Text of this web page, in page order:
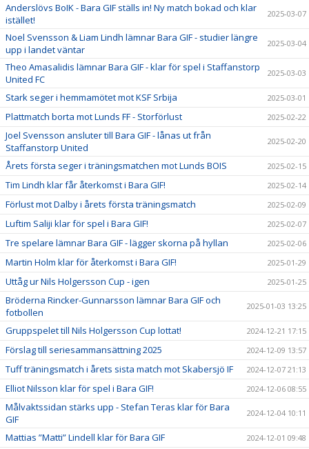
Anderslövs BoIK - Bara GIF ställs in! Ny match bokad och klar
istället!
2025-03-07
Noel Svensson & Liam Lindh lämnar Bara GIF - studier längre
upp i landet väntar
2025-03-04
Theo Amasalidis lämnar Bara GIF - klar för spel i Staffanstorp
United FC
2025-03-03
Stark seger i hemmamötet mot KSF Srbija 2025-03-01
Plattmatch borta mot Lunds FF - Storförlust 2025-02-22
Joel Svensson ansluter till Bara GIF - lånas ut från
Staffanstorp United
2025-02-20
Årets första seger i träningsmatchen mot Lunds BOIS 2025-02-15
Tim Lindh klar får återkomst i Bara GIF! 2025-02-14
Förlust mot Dalby i årets första träningsmatch 2025-02-09
Luftim Saliji klar för spel i Bara GIF! 2025-02-07
Tre spelare lämnar Bara GIF - lägger skorna på hyllan 2025-02-06
Martin Holm klar för återkomst i Bara GIF! 2025-01-29
Uttåg ur Nils Holgersson Cup - igen 2025-01-25
Bröderna Rincker-Gunnarsson lämnar Bara GIF och
fotbollen
2025-01-03 13:25
Gruppspelet till Nils Holgersson Cup lottat! 2024-12-21 17:15
Förslag till seriesammansättning 2025 2024-12-09 13:57
Tuff träningsmatch i årets sista match mot Skabersjö IF 2024-12-07 21:13
Elliot Nilsson klar för spel i Bara GIF! 2024-12-06 08:55
Målvaktssidan stärks upp - Stefan Teras klar för Bara
GIF
2024-12-04 10:11
Mattias ”Matti” Lindell klar för Bara GIF 2024-12-01 09:48